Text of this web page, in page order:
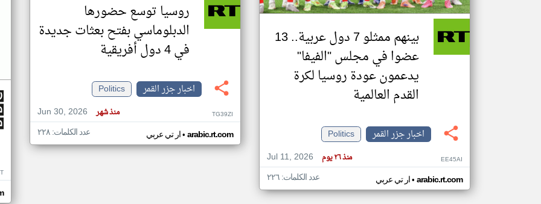
بينهم ممثلو 7 دول عربية.. 13
عضوا في مجلس "الفيفا"
يدعمون عودة روسيا لكرة
القدم العالمية
اخبار جزر القمر
Politics
Jul 11, 2026
منذ ٢٦ يوم EE45AI
ار تي عربي• arabic.rt.com عدد الكلمات: ٢٢٦
روسيا توسع حضورها
الدبلوماسي بفتح بعثات جديدة
في 4 دول أفريقية
اخبار جزر القمر
Politics
Jun 30, 2026
منذ شهر TG39ZI
ار تي عربي• arabic.rt.com عدد الكلمات: ٢٢٨